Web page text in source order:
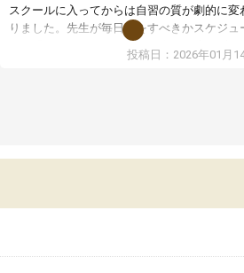
スクールに入ってからは自習の質が劇的に変
りました。先生が毎日何をすべきかスケジュ
ルを明確にしてくれるので、自分が迷わずに学
習に取り組めるようになったのが一番の収穫
投稿日：2026年01月